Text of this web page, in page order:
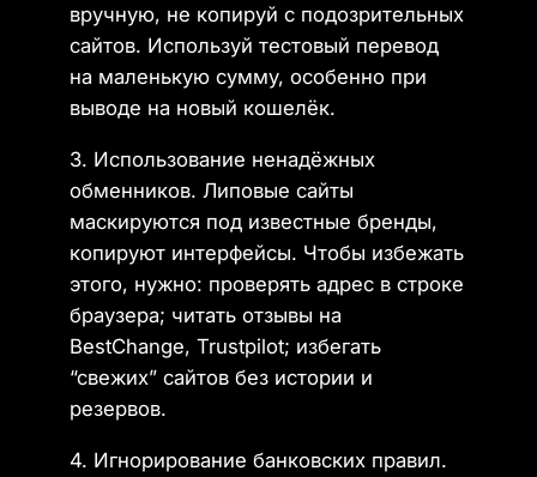
вручную, не копируй с подозрительных
сайтов. Используй тестовый перевод
на маленькую сумму, особенно при
выводе на новый кошелёк.
3. Использование ненадёжных
обменников. Липовые сайты
маскируются под известные бренды,
копируют интерфейсы. Чтобы избежать
этого, нужно: проверять адрес в строке
браузера; читать отзывы на
BestChange, Trustpilot; избегать
“свежих” сайтов без истории и
резервов.
4. Игнорирование банковских правил.